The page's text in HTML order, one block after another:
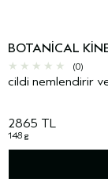
BOTANICAL
(0)
cildi nemlendirir ve
2865 TL
148 g